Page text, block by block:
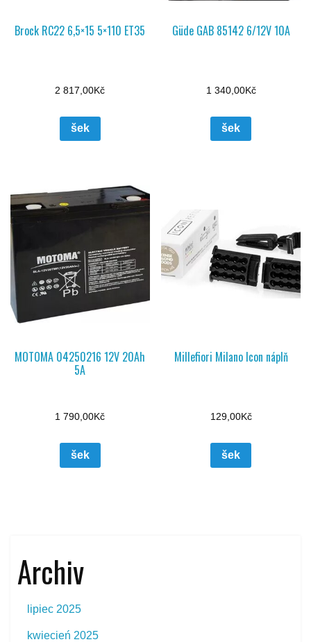
Brock RC22 6,5×15 5×110 ET35
2 817,00Kč
šek
Güde GAB 85142 6/12V 10A
1 340,00Kč
šek
MOTOMA 04250216 12V 20Ah
5A
1 790,00Kč
šek
Millefiori Milano Icon náplň
129,00Kč
šek
Archiv
lipiec 2025
kwiecień 2025